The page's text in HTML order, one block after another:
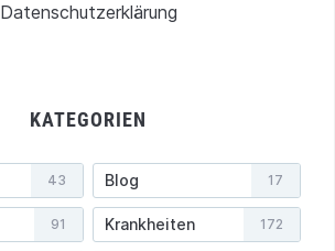
Datenschutzerklärung
KATEGORIEN
43 Blog 17
91 Krankheiten 172